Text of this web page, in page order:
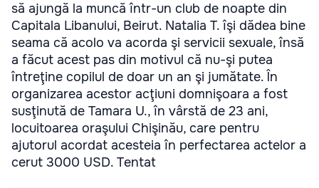
să ajungă la muncă într-un club de noapte din
Capitala Libanului, Beirut. Natalia T. îşi dădea bine
seama că acolo va acorda şi servicii sexuale, însă
a făcut acest pas din motivul că nu-şi putea
întreţine copilul de doar un an şi jumătate. În
organizarea acestor acţiuni domnişoara a fost
susţinută de Tamara U., în vârstă de 23 ani,
locuitoarea oraşului Chişinău, care pentru
ajutorul acordat acesteia în perfectarea actelor a
cerut 3000 USD. Tentat